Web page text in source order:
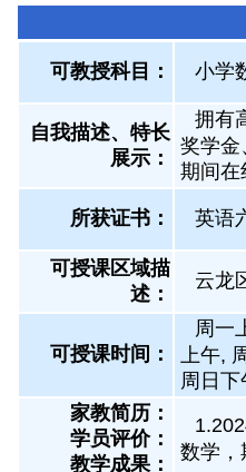
可教授科目： 小学
自我描述、特长
展示 ：
拥有
奖学金
期间在
所获证书 ： 英语
可授课区域描
述：
云龙
可授课时间：
周一
上午,
周日
家教简历：
学员评价：
教学成果：
数学，